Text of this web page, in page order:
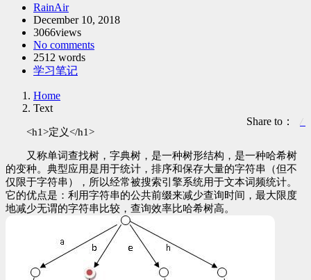
Author：
RainAir
发
布
时
间：
December 10, 2018
3066views
No comments
2512 words
Categories：
学习笔记
Home
Text
Share to：
<h1>定义</h1>
又称单词查找树，字典树，是一种树形结构，是一种哈希树
的变种。典型应用是用于统计，排序和保存大量的字符串（但不
仅限于字符串），所以经常被搜索引擎系统用于文本词频统计。
它的优点是：利用字符串的公共前缀来减少查询时间，最大限度
地减少无谓的字符串比较，查询效率比哈希树高。